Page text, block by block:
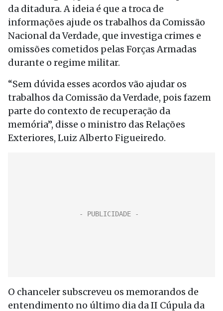
da ditadura. A ideia é que a troca de
informações ajude os trabalhos da Comissão
Nacional da Verdade, que investiga crimes e
omissões cometidos pelas Forças Armadas
durante o regime militar.
“Sem dúvida esses acordos vão ajudar os
trabalhos da Comissão da Verdade, pois fazem
parte do contexto de recuperação da
memória”, disse o ministro das Relações
Exteriores, Luiz Alberto Figueiredo.
O chanceler subscreveu os memorandos de
entendimento no último dia da II Cúpula da